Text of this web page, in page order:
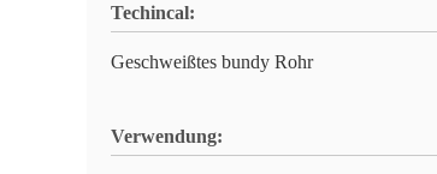
Techincal:
Geschweißtes bundy Rohr
Verwendung: